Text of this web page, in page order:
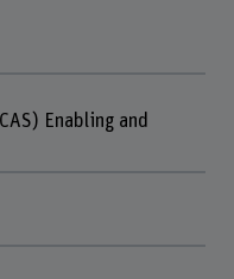
Enabling and